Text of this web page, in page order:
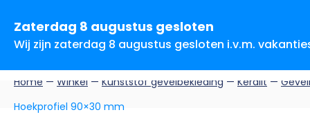
Zaterdag 8 augustus gesloten
Wij zijn zaterdag 8 augustus gesloten i.v.m.
Home — Winkel — Kunststof gevelbekleding — Keralit —
Hoekprofiel 90×30 mm